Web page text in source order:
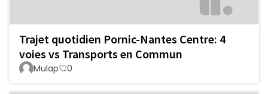
Trajet quotidien Pornic-Nantes Centre: 4
voies vs Transports en Commun
Mulap 0